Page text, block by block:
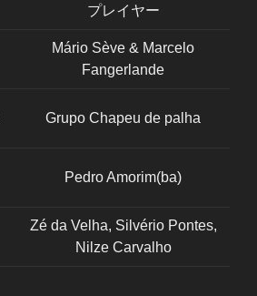
プレイヤー
Mário Sève & Marcelo
Fangerlande
Grupo Chapeu de palha
Pedro Amorim(ba)
Zé da Velha, Silvério Pontes,
Nilze Carvalho